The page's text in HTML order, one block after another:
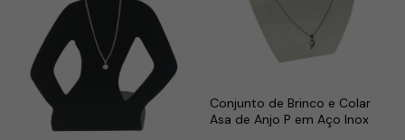
Conjunto de Brinco e Colar
Asa de Anjo P em Aço Inox